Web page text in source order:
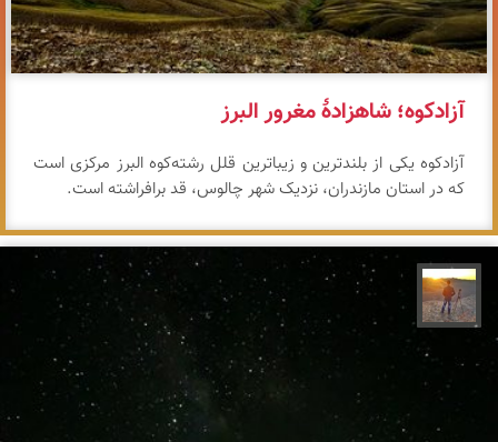
آزادکوه؛ شاهزادهٔ مغرور البرز
آزادکوه یکی از بلندترین و زیباترین قلل رشته‌کوه البرز مرکزی است
که در استان مازندران، نزدیک شهر چالوس، قد برافراشته است.
مهدی مخلصیان